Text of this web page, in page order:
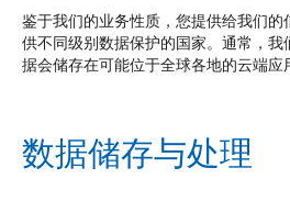
鉴于我们的业务性质，您提供给我们
供不同级别数据保护的国家。通常，
据会储存在可能位于全球各地的云端应
数据储存与处理